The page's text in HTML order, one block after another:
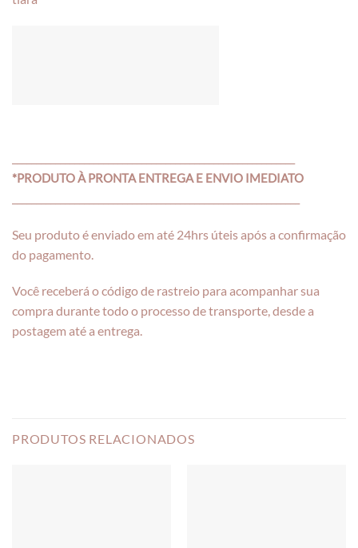
*PRODUTO À PRONTA ENTREGA E ENVIO IMEDIATO
Seu produto é enviado em até 24hrs úteis após a confirmação
do pagamento.
Você receberá o código de rastreio para acompanhar sua
compra durante todo o processo de transporte, desde a
postagem até a entrega.
PRODUTOS RELACIONADOS